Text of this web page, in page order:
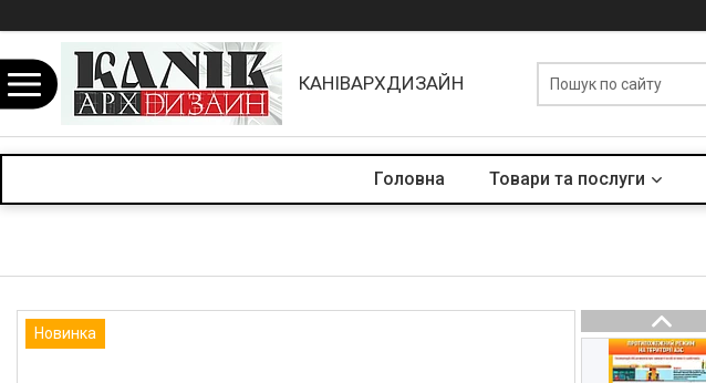
КАНІВАРХДИЗАЙН
Головна Товари та послуги
Новинка